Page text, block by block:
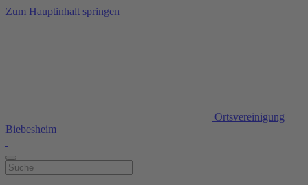
Zum Hauptinhalt springen
Ortsvereinigung
Biebesheim